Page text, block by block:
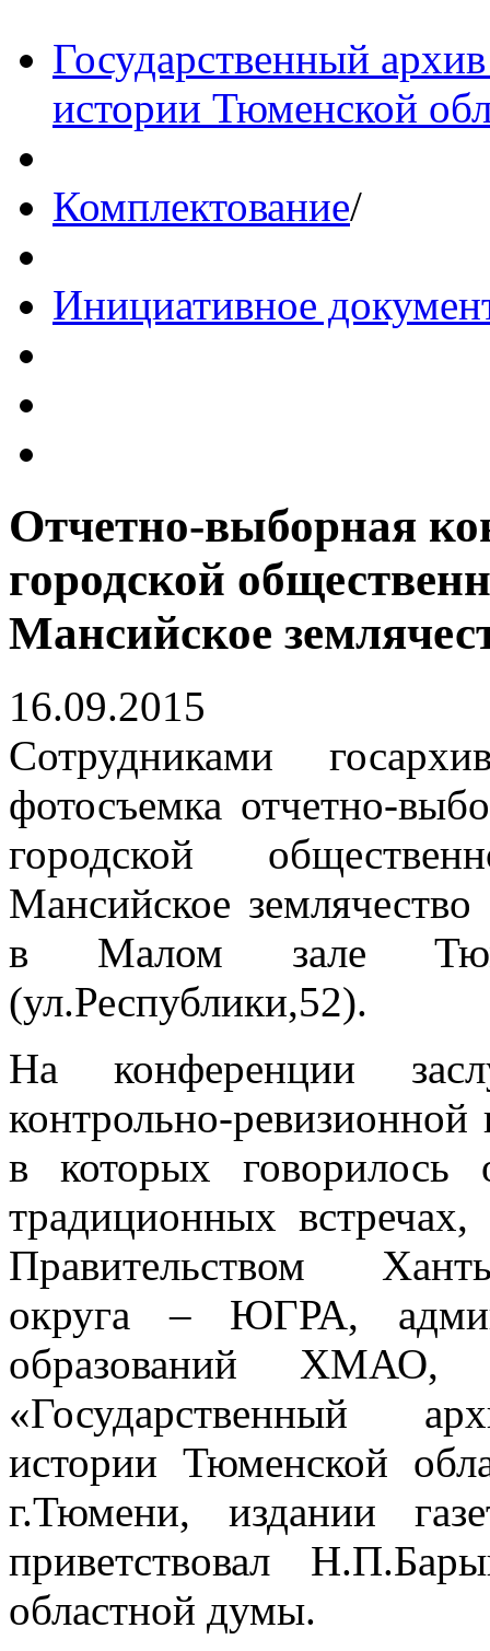
Государственный
истории Тюменской
Комплектование/
Инициативное
Отчетно-выборная
городской
Мансийское
16.09.2015
Сотрудниками
фотосъемка отчетно-
городской
Мансийское
в Малом зале
(ул.Республики,52).
На конференции
контрольно-
в которых говорилось
традиционных встречах,
Правительством
округа – ЮГРА,
образований ХМАО,
«Государственный
истории Тюменской
г.Тюмени, издании
приветствовал
областной думы.